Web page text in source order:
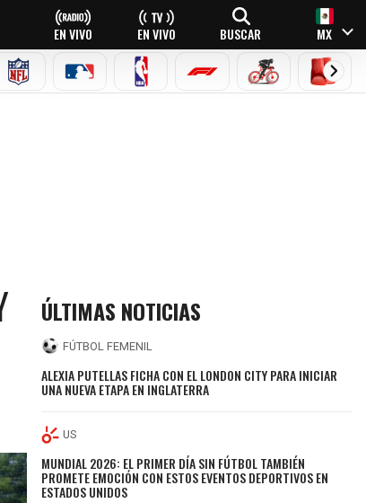
EN VIVO EN VIVO BUSCAR MX
NFL MLB NBA FÓRMULA 1CICLISMOBOXEO
ÚLTIMAS NOTICIAS
FÚTBOL FEMENIL
ALEXIA PUTELLAS FICHA CON EL LONDON CITY PARA INICIAR
UNA NUEVA ETAPA EN INGLATERRA
US
MUNDIAL 2026: EL PRIMER DÍA SIN FÚTBOL TAMBIÉN
PROMETE EMOCIÓN CON ESTOS EVENTOS DEPORTIVOS EN
ESTADOS UNIDOS